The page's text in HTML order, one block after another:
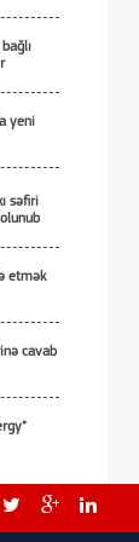
yeni
səfiri
etmək
cavab